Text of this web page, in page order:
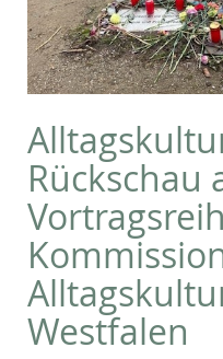
Rückschau
Westfalen